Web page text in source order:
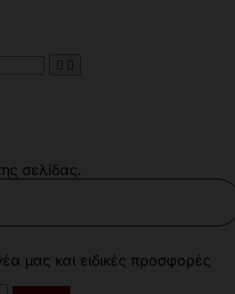
 
σελίδας.
μας και ειδικές προσφορές